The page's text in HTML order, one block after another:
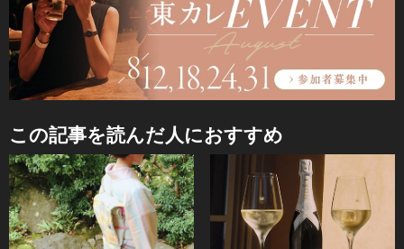
この記事を読んだ人におすすめ